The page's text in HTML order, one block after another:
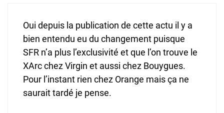
Oui depuis la publication de cette actu il y a
bien entendu eu du changement puisque
SFR n’a plus l’exclusivité et que l’on trouve le
XArc chez Virgin et aussi chez Bouygues.
Pour l’instant rien chez Orange mais ça ne
saurait tardé je pense.